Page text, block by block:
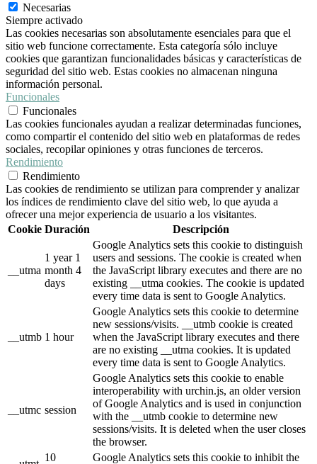
Necesarias
Siempre activado
Las cookies necesarias son absolutamente esenciales para que el
sitio web funcione correctamente. Esta categoría sólo incluye
cookies que garantizan funcionalidades básicas y características de
seguridad del sitio web. Estas cookies no almacenan ninguna
información personal.
Funcionales
Funcionales
Las cookies funcionales ayudan a realizar determinadas funciones,
como compartir el contenido del sitio web en plataformas de redes
sociales, recopilar opiniones y otras funciones de terceros.
Rendimiento
Rendimiento
Las cookies de rendimiento se utilizan para comprender y analizar
los índices de rendimiento clave del sitio web, lo que ayuda a
ofrecer una mejor experiencia de usuario a los visitantes.
Cookie Duración Descripción
__utma
1 year 1
month 4
days
Google Analytics sets this cookie to distinguish
users and sessions. The cookie is created when
the JavaScript library executes and there are no
existing __utma cookies. The cookie is updated
every time data is sent to Google Analytics.
__utmb 1 hour
Google Analytics sets this cookie to determine
new sessions/visits. __utmb cookie is created
when the JavaScript library executes and there
are no existing __utma cookies. It is updated
every time data is sent to Google Analytics.
__utmc session
Google Analytics sets this cookie to enable
interoperability with urchin.js, an older version
of Google Analytics and is used in conjunction
with the __utmb cookie to determine new
sessions/visits. It is deleted when the user closes
the browser.
10
Google Analytics sets this cookie to inhibit the